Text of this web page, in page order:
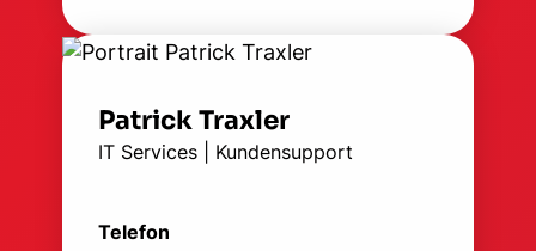
Patrick Traxler
IT Services | Kundensupport
Telefon